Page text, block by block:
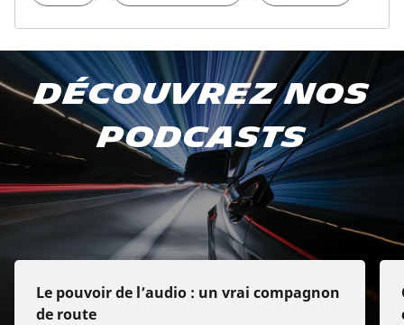
Découvrez nos
podcasts
Le pouvoir de l’audio : un vrai compagnon
de route
Abonnez-vous à notre
podcast
Sur Apple Podcasts
Sur Spotify
Sur Deezer